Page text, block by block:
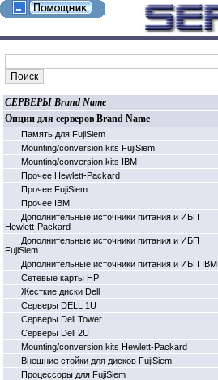
СЕРВЕРЫ Brand Name
Опции для серверов Brand Name
Память для FujiSiem
Mounting/conversion kits FujiSiem
Mounting/conversion kits IBM
Прочее Hewlett-Packard
Прочее FujiSiem
Прочее IBM
Дополнительные источники питания и ИБП
Hewlett-Packard
Дополнительные источники питания и ИБП
FujiSiem
Дополнительные источники питания и ИБП IBM
Cетевые карты HP
Жесткие диски Dell
Серверы DELL 1U
Серверы Dell Tower
Серверы Dell 2U
Mounting/conversion kits Hewlett-Packard
Внешние стойки для дисков FujiSiem
Процессоры для FujiSiem